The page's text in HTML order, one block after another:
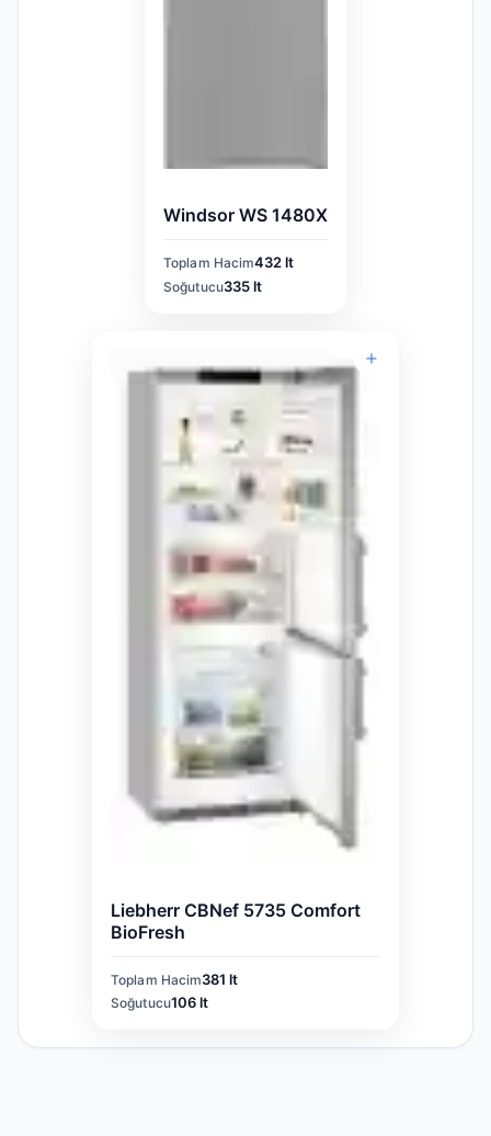
Windsor WS 1480X
Toplam Hacim432 lt
Soğutucu335 lt
Liebherr CBNef 5735 Comfort
BioFresh
Toplam Hacim381 lt
Soğutucu106 lt